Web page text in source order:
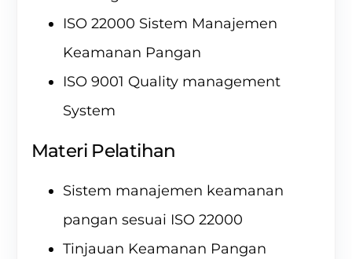
ISO 22000 Sistem Manajemen
Keamanan Pangan
ISO 9001 Quality management
System
Materi Pelatihan
Sistem manajemen keamanan
pangan sesuai ISO 22000
Tinjauan Keamanan Pangan